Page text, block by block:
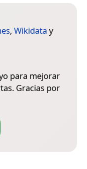
, Wikidata y
para mejorar
Gracias por